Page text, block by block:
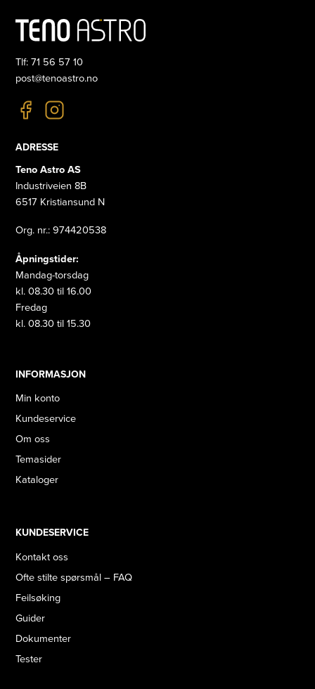
Tlf: 71 56 57 10
post@tenoastro.no
ADRESSE
Teno Astro AS
Industriveien 8B
6517 Kristiansund N
Org. nr.: 974420538
Åpningstider:
Mandag-torsdag
kl. 08.30 til 16.00
Fredag
kl. 08.30 til 15.30
INFORMASJON
Min konto
Kundeservice
Om oss
Temasider
Kataloger
KUNDESERVICE
Kontakt oss
Ofte stilte spørsmål – FAQ
Feilsøking
Guider
Dokumenter
Tester